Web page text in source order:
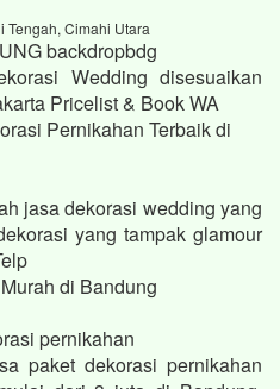
Tengah, Cimahi Utara
backdropbdg
Wedding disesuaikan
Pricelist & Book WA
Pernikahan Terbaik di
jasa dekorasi wedding yang
yang tampak glamour
di Bandung
pernikahan
paket dekorasi pernikahan